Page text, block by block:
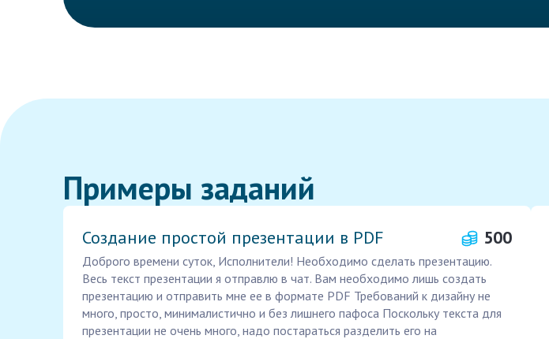
Примеры заданий
Создание простой презентации в PDF 500
Доброго времени суток, Исполнители! Необходимо сделать презентацию.
Весь текст презентации я отправлю в чат. Вам необходимо лишь создать
презентацию и отправить мне ее в формате PDF Требований к дизайну не
много, просто, минималистично и без лишнего пафоса Поскольку текста для
презентации не очень много, надо постараться разделить его на